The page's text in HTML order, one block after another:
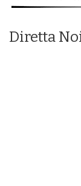
Diretta